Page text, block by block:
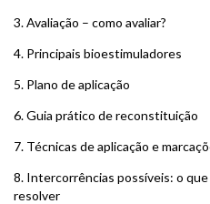
3.Avaliação – como avaliar?
4. Principais bioestimuladores
5. Plano de aplicação
6.Guia prático de reconstituição
7. Técnicas de aplicação e
8. Intercorrências possíveis: o
resolver